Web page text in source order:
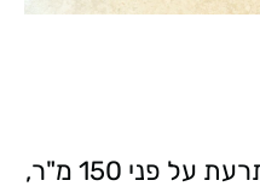
חנות הדגל החדשה משתרעת על פני 150 מ"ר,